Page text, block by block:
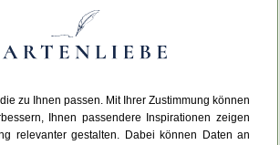
zu Ihnen passen. Mit Ihrer Zustimmung können
Ihnen passendere Inspirationen zeigen
relevanter gestalten. Dabei können Daten an
schiefgelaufen.